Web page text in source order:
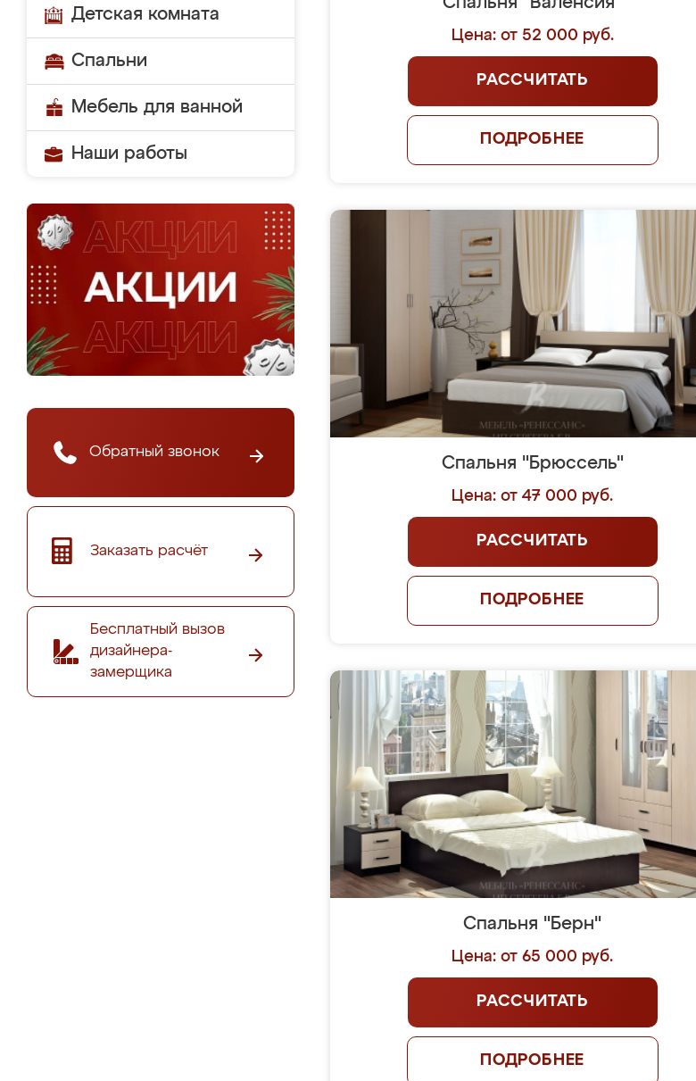
Детская комната
Спальни
Мебель для ванной
Наши работы
Обратный звонок
Заказать расчёт
Бесплатный вызов
дизайнера-
замерщика
Цена: от 52 000 руб.
РАССЧИТАТЬ
ПОДРОБНЕЕ
Спальня "Брюссель"
Цена: от 47 000 руб.
РАССЧИТАТЬ
ПОДРОБНЕЕ
Спальня "Берн"
Цена: от 65 000 руб.
РАССЧИТАТЬ
ПОДРОБНЕЕ